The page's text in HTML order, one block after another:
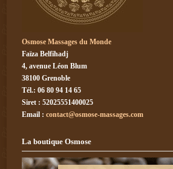
Osmose Massages du Monde
Faïza Belfihadj
4, avenue Léon Blum
38100 Grenoble
Tél.: 06 80 94 14 65
Siret : 52025551400025
Email :contact@osmose-massages.com
La boutique Osmose